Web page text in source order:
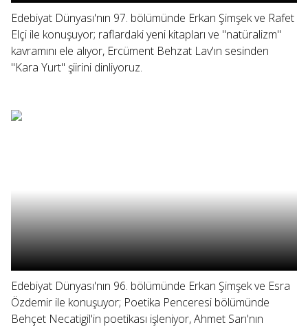
Edebiyat Dünyası'nın 97. bölümünde Erkan Şimşek ve Rafet
Elçi ile konuşuyor; raflardaki yeni kitapları ve "natüralizm"
kavramını ele alıyor, Ercüment Behzat Lav'ın sesinden
"Kara Yurt" şiirini dinliyoruz.
Edebiyat Dünyası'nın 96. bölümünde Erkan Şimşek ve Esra
Özdemir ile konuşuyor; Poetika Penceresi bölümünde
Behçet Necatigil'in poetikası işleniyor, Ahmet Sarı'nın